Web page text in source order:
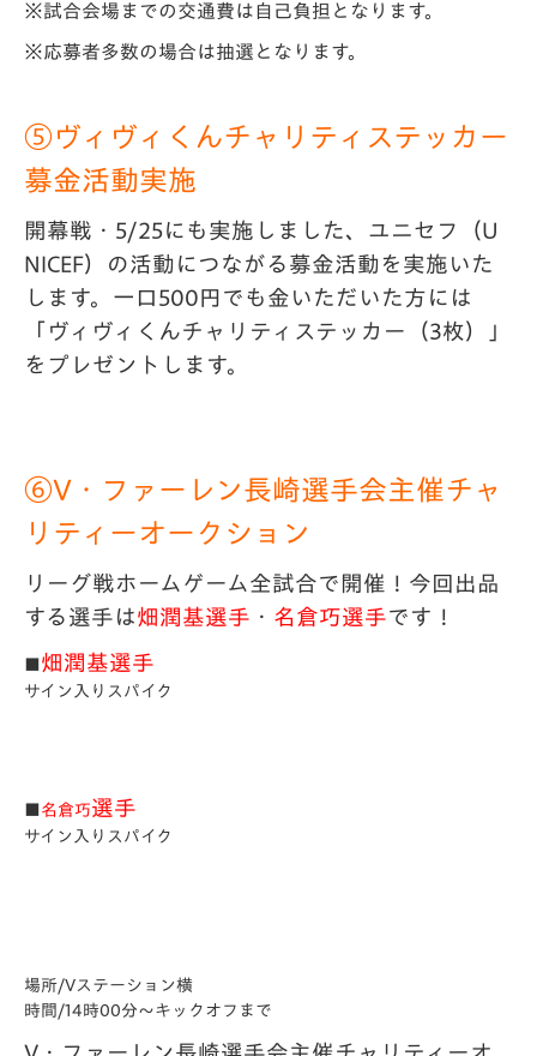
※試合会場までの交通費は自己負担となります。
※応募者多数の場合は抽選となります。
⑤ヴィヴィくんチャリティ ステッカー
募金活動実施
開幕戦・5/25にも実施しました、ユニセフ（U
NICEF）の活動につながる募金活動を実施いた
します。一口500円でも金いただいた方には
「ヴィヴィくんチャリティステッカー（3枚）」
をプレゼントします。
⑥V・ファーレン長崎選手会主催チャ
リティーオークション
リーグ戦ホームゲーム全試合で開催！今回出品
する選手は畑潤基選手 ・ 名倉巧選手です！
畑潤基選手
サイン入りスパイク
名倉巧選手
サイン入りスパイク
場所/Vステーション横
時間/14時00分～キックオフまで